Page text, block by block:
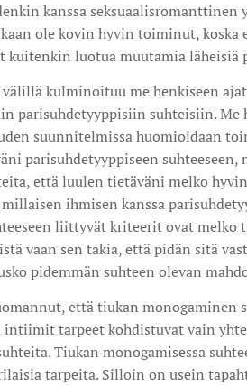
kanssa
ole kovin hyvin toiminut, koska
kuitenkin luotua muutamia läheisiä
kulminoituu me henkiseen
parisuhdetyyppisiin suhteisiin.
suunnitelmissa huomioidaan
parisuhdetyyppiseen
että luulen tietäväni melko
ihmisen kanssa
liittyvät kriteerit ovat melko
vaan sen takia, että pidän sitä
pidemmän suhteen olevan
että tiukan monogaminen
tarpeet kohdistuvat vain
Tiukan monogamisessa
tarpeita. Silloin on usein